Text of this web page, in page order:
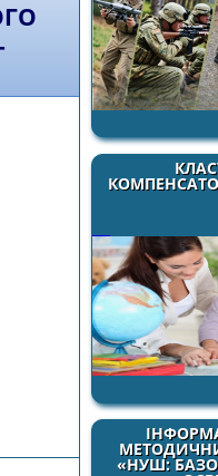
«НУШ:
«Дослідження стану
до себе, інших,